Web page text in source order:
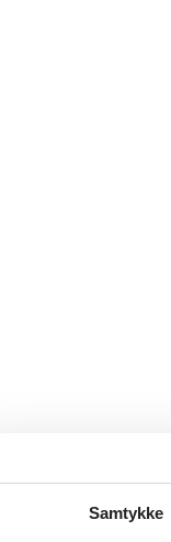
Samtykke